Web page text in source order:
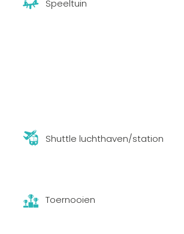
Speeltuin
Shuttle luchthaven/station
Toernooien